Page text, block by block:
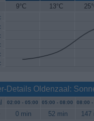
9°C 13°C
Details Oldenzaal:
02:00 - 05:00 05:00 - 08:00 08:00 -
0 min 52 min 147